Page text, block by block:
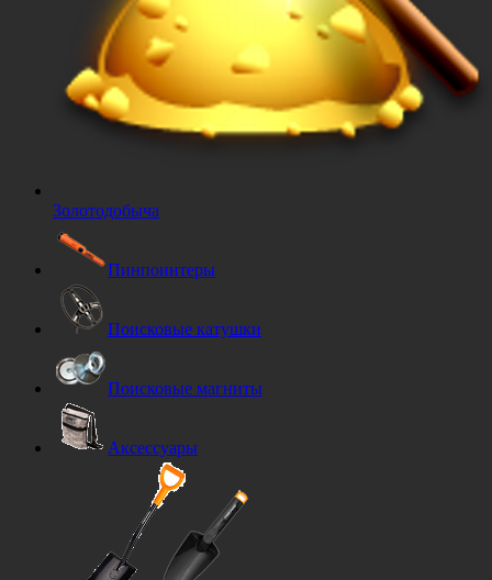
Золотодобыча
Пинпоинтеры
Поисковые катушки
Поисковые магниты
Аксессуары